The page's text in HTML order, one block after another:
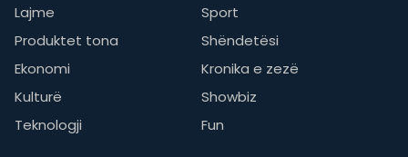
Lajme
Sport
Produktet tona
Shëndetësi
Ekonomi
Kronika e zezë
Kulturë
Showbiz
Teknologji
Fun